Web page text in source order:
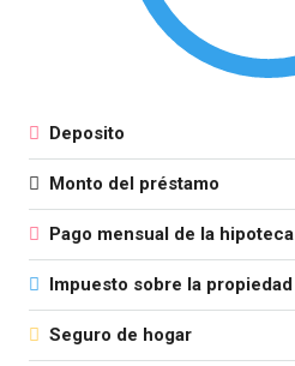
Deposito
Monto del préstamo
Pago mensual de la hipoteca
Impuesto sobre la propiedad
Seguro de hogar